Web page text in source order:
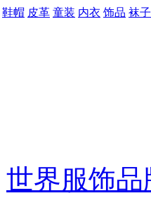
鞋帽 皮革 童装 内衣 饰品 袜子
世界服饰品